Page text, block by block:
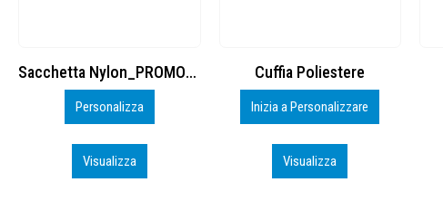
Cuffia Poliestere
Inizia a Personalizzare
Visualizza
BS600 – 5139960
Personalizza
Visualizza